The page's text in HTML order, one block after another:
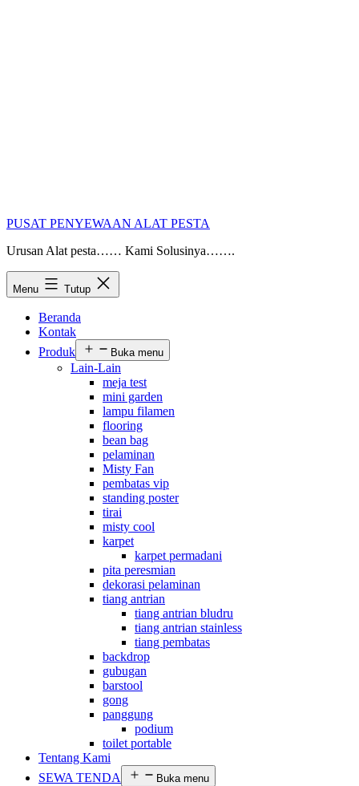
PUSAT PENYEWAAN ALAT PESTA
Urusan Alat pesta…… Kami Solusinya…….
Menu Tutup
Beranda
Kontak
Produk
Buka menu
Lain-Lain
meja test
mini garden
lampu filamen
flooring
bean bag
pelaminan
Misty Fan
pembatas vip
standing poster
tirai
misty cool
karpet
karpet permadani
pita peresmian
dekorasi pelaminan
tiang antrian
tiang antrian bludru
tiang antrian stainless
tiang pembatas
backdrop
gubugan
barstool
gong
panggung
podium
toilet portable
Tentang Kami
SEWA TENDA
Buka menu